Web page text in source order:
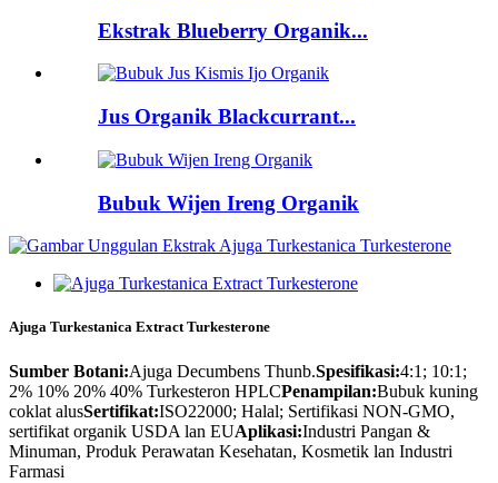
Ekstrak Blueberry Organik...
Jus Organik Blackcurrant...
Bubuk Wijen Ireng Organik
Ajuga Turkestanica Extract Turkesterone
Sumber Botani:Ajuga Decumbens Thunb.Spesifikasi:4:1; 10:1;
2% 10% 20% 40% Turkesteron HPLCPenampilan:Bubuk kuning
coklat alusSertifikat:ISO22000; Halal; Sertifikasi NON-GMO,
sertifikat organik USDA lan EUAplikasi:Industri Pangan &
Minuman, Produk Perawatan Kesehatan, Kosmetik lan Industri
Farmasi